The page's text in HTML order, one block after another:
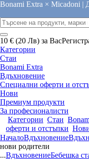
Bonami Extra × Micadoni |
10 € (20 Лв) за Вас
Категории
Стаи
Bonami Extra
Вдъхновение
Специални оферти и
Нови
Премиум продукти
За професионалисти
Категории Стаи
оферти и отстъпки
НачалоВдъхновение
нови родители
...ВдъхновениеБебешка